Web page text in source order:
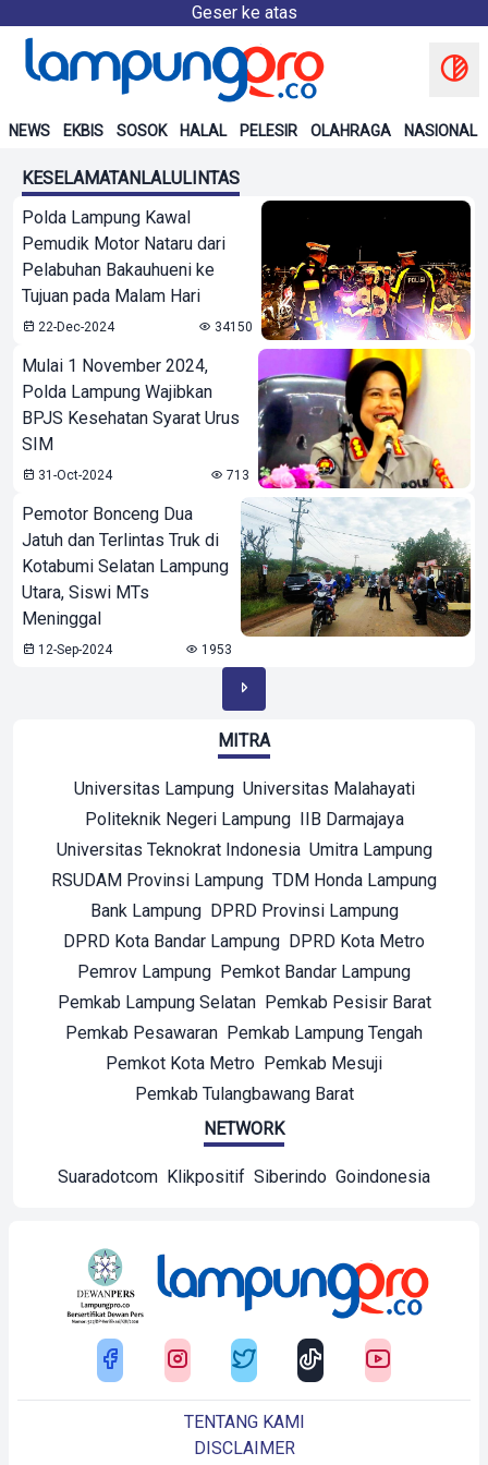
Geser ke atas
NEWS EKBIS SOSOK HALAL PELESIR OLAHRAGA NASIONAL
KESELAMATANLALULINTAS
Polda Lampung Kawal
Pemudik Motor Nataru dari
Pelabuhan Bakauhueni ke
Tujuan pada Malam Hari
22-Dec-2024 34150
Mulai 1 November 2024,
Polda Lampung Wajibkan
BPJS Kesehatan Syarat Urus
SIM
31-Oct-2024 713
Pemotor Bonceng Dua
Jatuh dan Terlintas Truk di
Kotabumi Selatan Lampung
Utara, Siswi MTs
Meninggal
12-Sep-2024 1953
MITRA
Universitas Lampung Universitas Malahayati
Politeknik Negeri Lampung IIB Darmajaya
Universitas Teknokrat Indonesia Umitra Lampung
RSUDAM Provinsi Lampung TDM Honda Lampung
Bank Lampung DPRD Provinsi Lampung
DPRD Kota Bandar Lampung DPRD Kota Metro
Pemrov Lampung Pemkot Bandar Lampung
Pemkab Lampung Selatan Pemkab Pesisir Barat
Pemkab Pesawaran Pemkab Lampung Tengah
Pemkot Kota Metro Pemkab Mesuji
Pemkab Tulangbawang Barat
NETWORK
Suaradotcom Klikpositif Siberindo Goindonesia
TENTANG KAMI
DISCLAIMER